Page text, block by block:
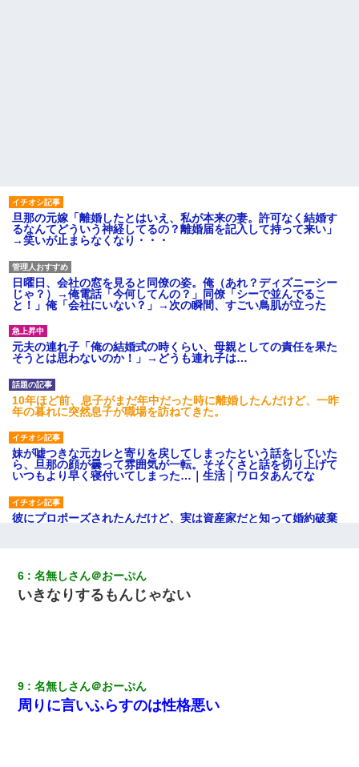
旦那の元嫁「離婚したとはいえ、私が本来の妻。許可なく結婚す
るなんてどういう神経してるの？離婚届を記入して持って来い」
→笑いが止まらなくなり・・・
日曜日、会社の窓を見ると同僚の姿。俺（あれ？ディズニーシー
じゃ？）→俺電話「今何してんの？」同僚「シーで並んでるこ
と！」俺「会社にいない？」→次の瞬間、すごい鳥肌が立った
元夫の連れ子「俺の結婚式の時くらい、母親としての責任を果た
そうとは思わないのか！」→どうも連れ子は…
10年ほど前、息子がまだ年中だった時に離婚したんだけど、一昨
年の暮れに突然息子が職場を訪ねてきた。
妹が嘘つきな元カレと寄りを戻してしまったという話をしていた
ら、旦那の顔が曇って雰囲気が一転。そそくさと話を切り上げて
いつもより早く寝付いてしまった…｜生活｜ワロタあんてな
彼にプロポーズされたんだけど、実は資産家だと知って婚約破棄
３２歳俺「ずっと好きでした！！付き合って下さい！」 ２５歳
彼女「うん！！絶対幸せになろうね！！！！」 → ７年後ｗｗ
ｗｗｗ
妻と同居し始めたときから、よく妻が「どこかで音漏れしてな
6 名無しさん＠おーぷん
いきなりするもんじゃない
9 名無しさん＠おーぷん
周りに言いふらすのは性格悪い